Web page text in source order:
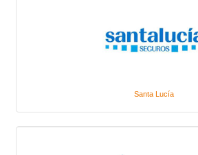
Santa Lucía